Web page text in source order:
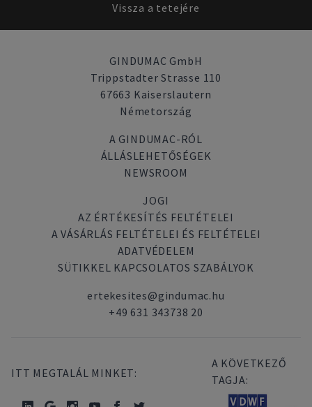
Vissza a tetejére
GINDUMAC GmbH
Trippstadter Strasse 110
67663 Kaiserslautern
Németország
A GINDUMAC-RÓL
ÁLLÁSLEHETŐSÉGEK
NEWSROOM
JOGI
AZ ÉRTÉKESÍTÉS FELTÉTELEI
A VÁSÁRLÁS FELTÉTELEI ÉS FELTÉTELEI
ADATVÉDELEM
SÜTIKKEL KAPCSOLATOS SZABÁLYOK
ertekesites@gindumac.hu
+49 631 343738 20
ITT MEGTALÁL MINKET:
A KÖVETKEZŐ
TAGJA: